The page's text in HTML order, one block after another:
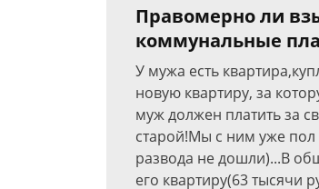
Правомерно ли
коммунальные
У мужа есть
новую квартиру, за
муж должен платить за
старой!Мы с ним уже пол
развода не дошли)...В
его квартиру(63 тысячи